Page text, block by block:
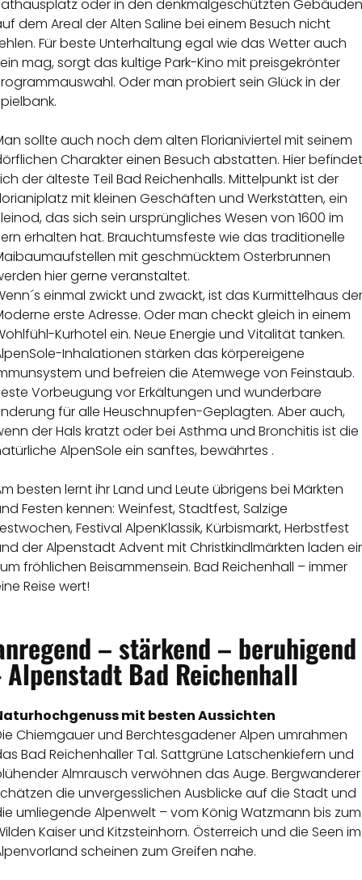
oder in den denkmalgeschützten Gebäuden
dem Areal der Alten Saline bei einem Besuch nicht
Für beste Unterhaltung egal wie das Wetter auch
mag, sorgt das kultige Park-Kino mit preisgekrönter
Oder man probiert sein Glück in der
sollte auch noch dem alten Florianiviertel mit seinem
Charakter einen Besuch abstatten. Hier befindet
der älteste Teil Bad Reichenhalls. Mittelpunkt ist der
mit kleinen Geschäften und Werkstätten, ein
das sich sein ursprüngliches Wesen von 1600 im
erhalten hat. Brauchtumsfeste wie das traditionelle
mit geschmücktem Osterbrunnen
hier gerne veranstaltet.
einmal zwickt und zwackt, ist das Kurmittelhaus der
erste Adresse. Oder man checkt gleich in einem
Kurhotel ein. Neue Energie und Vitalität tanken.
Inhalationen stärken das körpereigene
und befreien die Atemwege von Feinstaub.
Vorbeugung vor Erkältungen und wunderbare
für alle Heuschnupfen-Geplagten. Aber auch,
der Hals kratzt oder bei Asthma und Bronchitis ist die
AlpenSole ein sanftes, bewährtes .
besten lernt ihr Land und Leute übrigens bei Märkten
Festen kennen: Weinfest, Stadtfest, Salzige
Festival AlpenKlassik, Kürbismarkt, Herbstfest
der Alpenstadt Advent mit Christkindlmärkten laden
fröhlichen Beisammensein. Bad Reichenhall – immer
Reise wert!
– stärkend – beruhigend
Alpenstadt Bad Reichenhall
mit besten Aussichten
Chiemgauer und Berchtesgadener Alpen umrahmen
Bad Reichenhaller Tal. Sattgrüne Latschenkiefern und
Almrausch verwöhnen das Auge. Bergwanderer
die unvergesslichen Ausblicke auf die Stadt und
umliegende Alpenwelt – vom König Watzmann bis zum
Kaiser und Kitzsteinhorn. Österreich und die Seen im
scheinen zum Greifen nahe.